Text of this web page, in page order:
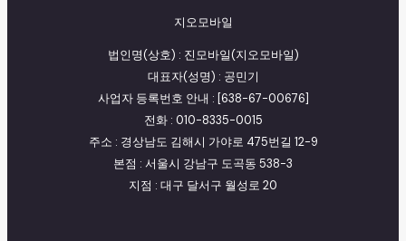
지오모바일
법인명(상호) : 진모바일(지오모바일)
대표자(성명) : 공민기
사업자 등록번호 안내 : [638-67-00676]
전화 : 010-8335-0015
주소 : 경상남도 김해시 가야로 475번길 12-9
본점 : 서울시 강남구 도곡동 538-3
지점 : 대구 달서구 월성로 20